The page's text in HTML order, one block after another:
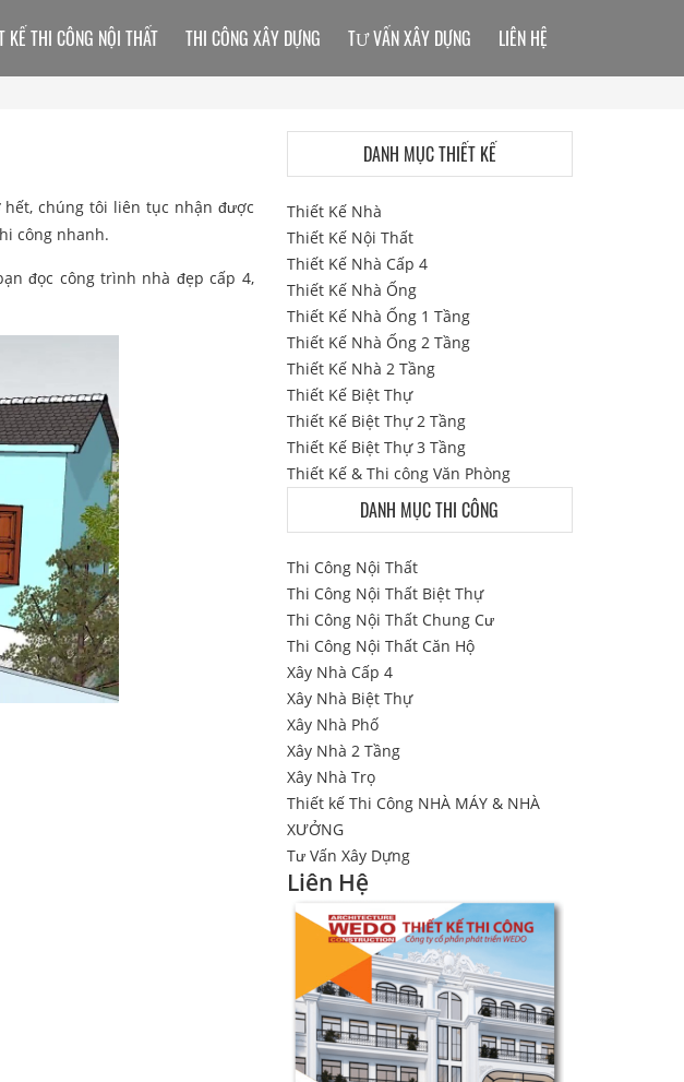
chúng tôi liên tục nhận được
công nhanh.
đọc công trình nhà đẹp cấp 4,
KẾ THI CÔNG NỘI THẤT THI CÔNG XÂY DỰNG TƯ VẤN XÂY DỰNG LIÊN HỆ
DANH MỤC THIẾT KẾ
Thiết Kế Nhà
Thiết Kế Nội Thất
Thiết Kế Nhà Cấp 4
Thiết Kế Nhà Ống
Thiết Kế Nhà Ống 1 Tầng
Thiết Kế Nhà Ống 2 Tầng
Thiết Kế Nhà 2 Tầng
Thiết Kế Biệt Thự
Thiết Kế Biệt Thự 2 Tầng
Thiết Kế Biệt Thự 3 Tầng
Thiết Kế & Thi công Văn Phòng
DANH MỤC THI CÔNG
Thi Công Nội Thất
Thi Công Nội Thất Biệt Thự
Thi Công Nội Thất Chung Cư
Thi Công Nội Thất Căn Hộ
Xây Nhà Cấp 4
Xây Nhà Biệt Thự
Xây Nhà Phố
Xây Nhà 2 Tầng
Xây Nhà Trọ
Thiết kế Thi Công NHÀ MÁY & NHÀ
XƯỞNG
Tư Vấn Xây Dựng
Liên Hệ